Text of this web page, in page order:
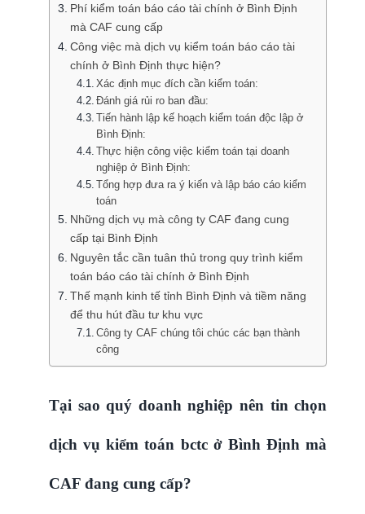
Phí kiểm toán báo cáo tài chính ở Bình Định
mà CAF cung cấp
Công việc mà dịch vụ kiểm toán báo cáo tài
chính ở Bình Định thực hiện?
Xác định mục đích cần kiểm toán:
Đánh giá rủi ro ban đầu:
Tiến hành lập kế hoạch kiểm toán độc lập ở
Bình Định:
Thực hiện công việc kiểm toán tại doanh
nghiệp ở Bình Định:
Tổng hợp đưa ra ý kiến và lập báo cáo kiểm
toán
Những dịch vụ mà công ty CAF đang cung
cấp tại Bình Định
Nguyên tắc cần tuân thủ trong quy trình kiểm
toán báo cáo tài chính ở Bình Định
Thế mạnh kinh tế tỉnh Bình Định và tiềm năng
để thu hút đầu tư khu vực
Công ty CAF chúng tôi chúc các bạn thành
công
Tại sao quý doanh nghiệp nên tin chọn
dịch vụ kiểm toán bctc ở Bình Định mà
CAF đang cung cấp?